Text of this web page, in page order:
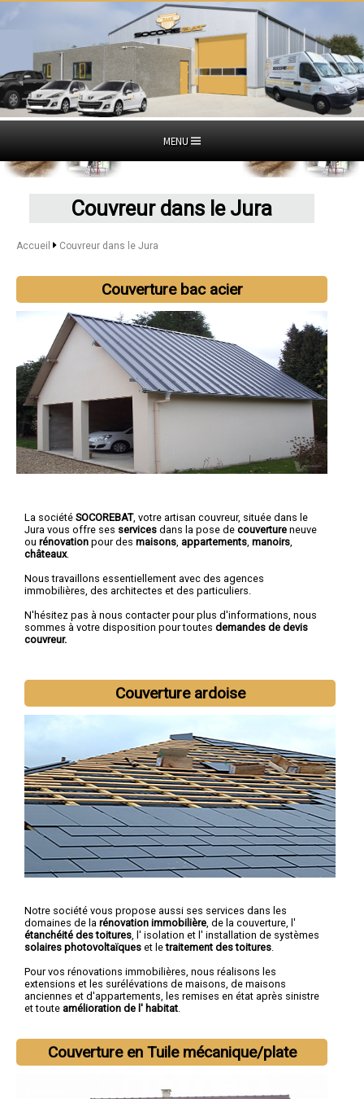
MENU
Couvreur dans le Jura
Accueil Couvreur dans le Jura
Couverture bac acier
La société SOCOREBAT, votre artisan couvreur, située dans le
Jura vous offre ses services dans la pose de couverture neuve
ou rénovation pour des maisons appartements manoirs
châteaux.
Nous travaillons essentiellement avec des agences
immobilières, des architectes et des particuliers.
N'hésitez pas à nous contacter pour plus d'informations, nous
sommes à votre disposition pour toutes demandes de devis
couvreur.
Couverture ardoise
Notre société vous propose aussi ses services dans les
domaines de la rénovation immobilière, de la couverture, l'
étanchéité des toitures, l' isolation et l' installation de systèmes
solaires photovoltaïques et letraitement des toitures.
Pour vos rénovations immobilières, nous réalisons les
extensions et les surélévations de maisons, de maisons
anciennes et d'appartements, les remises en état après sinistre
et toute amélioration de l' habitat.
Couverture en Tuile mécanique/plate